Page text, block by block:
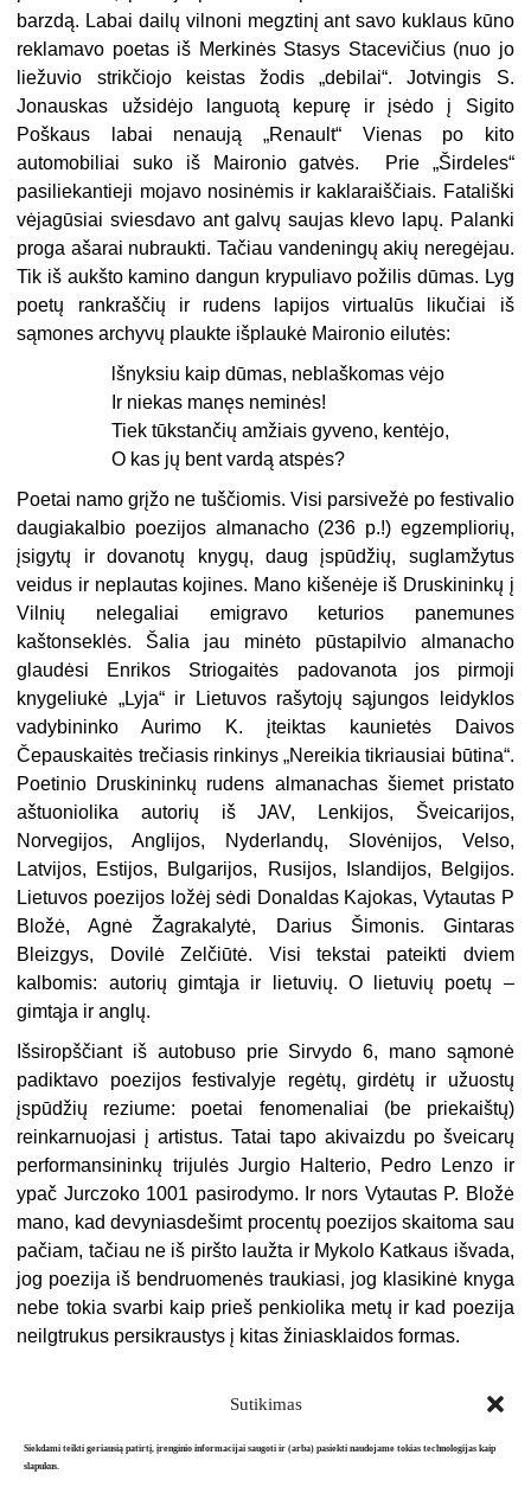
Sutikimas
Siekdami teikti geriausią patirtį, įrenginio informacijai saugoti ir (arba) pasiekti naudojame tokias technologijas kaip
slapukus.
barzdą. Labai dailų vilnoni megztinį ant savo kuklaus kūno
reklamavo poetas iš Merkinės Stasys Stacevičius (nuo jo
liežuvio strikčiojo keistas žodis „debilai“. Jotvingis S.
Jonauskas užsidėjo languotą kepurę ir įsėdo į Sigito
Poškaus labai nenaują „Renault“ Vienas po kito
automobiliai suko iš Maironio gatvės. Prie „Širdeles“
pasiliekantieji mojavo nosinėmis ir kaklaraiščiais. Fatališki
vėjagūsiai sviesdavo ant galvų saujas klevo lapų. Palanki
proga ašarai nubraukti. Tačiau van­deningų akių neregėjau.
Tik iš aukšto kamino dangun krypuliavo požilis dūmas. Lyg
poetų rankraščių ir rudens lapijos virtualūs liku­čiai iš
sąmones archyvų plaukte išplaukė Maironio eilutės:
lšnyksiu kaip dūmas, neblaškomas vėjo
Ir niekas manęs neminės!
Tiek tūkstančių amžiais gyveno, kentėjo,
O kas jų bent vardą atspės?
Poetai namo grįžo ne tuščiomis. Visi par­sivežė po festivalio
daugiakalbio poezijos almanacho (236 p.!) egzempliorių,
įsigytų ir dovanotų knygų, daug įspūdžių, suglamžytus
veidus ir neplautas kojines. Mano kišenėje iš Druskininkų į
Vilnių nelegaliai emigravo keturios panemunes
kaštonseklės. Šalia jau minėto pūstapilvio almanacho
glaudėsi Enrikos Striogaitės padovanota jos pirmoji
knygeliukė „Lyja“ ir Lietuvos rašytojų sąjungos leidyklos
vadybininko Aurimo K. įteiktas kaunietės Daivos
Čepauskaitės trečiasis rin­kinys „Nereikia tikriausiai būtina“.
Poetinio Druskininkų rudens almanachas šiemet pri­stato
aštuoniolika autorių iš JAV, Lenkijos, Šveicarijos,
Norvegijos, Anglijos, Nyderlandų, Slovėnijos, Velso,
Latvijos, Estijos, Bulgarijos, Rusijos, Islandijos, Belgijos.
Lietuvos poezijos ložėj sėdi Donaldas Kajokas, Vytautas P
Bložė, Agnė Žagrakalytė, Darius Šimonis. Gintaras
Bleizgys, Dovilė Zelčiūtė. Visi tekstai pateikti dviem
kalbomis: autorių gimtąja ir lietuvių. O lietuvių poetų –
gimtąja ir anglų.
Išsiropščiant iš autobuso prie Sirvydo 6, mano sąmonė
padiktavo poezijos festivalyje regėtų, girdėtų ir užuostų
įspūdžių reziume: poetai fenomenaliai (be priekaištų)
reinkarnuojasi į artistus. Tatai tapo akivaizdu po šveicarų
performansininkų trijulės Jurgio Halterio, Pedro Lenzo ir
ypač Jurczoko 1001 pasirodymo. Ir nors Vytautas P. Bložė
mano, kad devyniasdešimt procentų poezijos skaito­ma sau
pačiam, tačiau ne iš piršto laužta ir Mykolo Katkaus išvada,
jog poezija iš bendruomenės traukiasi, jog klasikinė knyga
nebe tokia svarbi kaip prieš penkiolika metų ir kad poezija
neilgtrukus persikraustys į kitas žiniasklaidos formas.